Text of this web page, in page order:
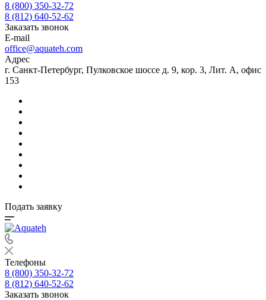
8 (800) 350-32-72
8 (812) 640-52-62
Заказать звонок
E-mail
office@aquateh.com
Адрес
г. Санкт-Петербург, Пулковское шоссе д. 9, кор. 3, Лит. А, офис
153
Подать заявку
Телефоны
8 (800) 350-32-72
8 (812) 640-52-62
Заказать звонок